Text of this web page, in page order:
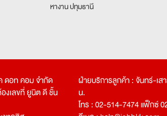
หางาน ปทุมธานี
ดอท คอม จำกัด
งเลขที่ ยูนิต ดี ชั้น
ฝ่ายบริการลูกค้า : จันทร์-เส
น.
โทร : 02-514-7474 แฟ็กซ์